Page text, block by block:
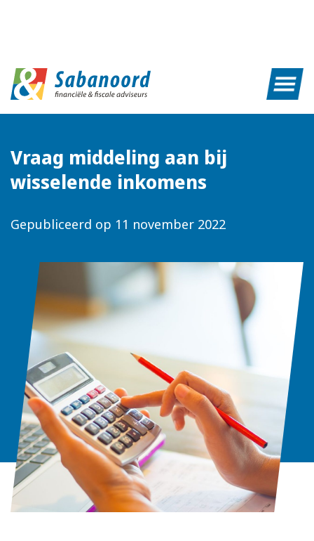
Vraag middeling aan bij
wisselende inkomens
Gepubliceerd op 11 november 2022